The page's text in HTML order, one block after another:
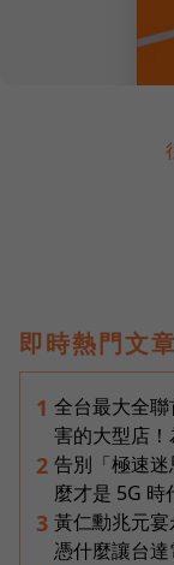
即時熱門文章
1 全台最大全
害的大型店
2 告別「極速
麼才是 5G 時
3 黃仁勳兆元宴
憑什麼讓台